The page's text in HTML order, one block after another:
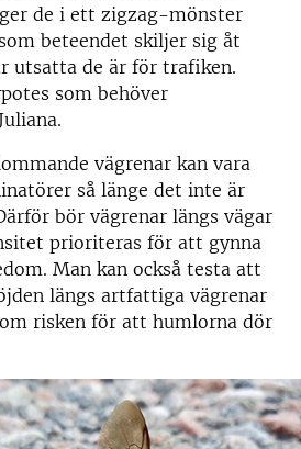
de i ett zigzag-mönster
beteendet skiljer sig åt
utsatta de är för trafiken.
som behöver
vägrenar kan vara
så länge det inte är
bör vägrenar längs vägar
prioriteras för att gynna
Man kan också testa att
längs artfattiga vägrenar
risken för att humlorna dör